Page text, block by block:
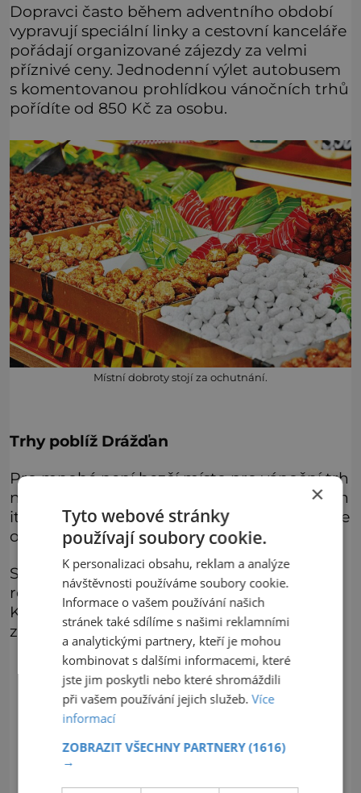
Dopravci často během adventního období
vypravují speciální linky a cestovní kanceláře
pořádají organizované zájezdy za velmi
příznivé ceny. Jednodenní výlet autobusem
s komentovanou prohlídkou vánočních trhů
pořídíte od 850 Kč za osobu.
Místní dobroty stojí za ochutnání.
Trhy poblíž Drážďan
Pro mnohé není hezčí místo pro vánoční trh
než u radnice v Pirně. Tento trh je inspirován
italským malířem Canalettem, a proto se zde
od roku 2013 koná Canalettomarkt.
Své jedinečné kouzlo má také historicko-
romantický vánoční trh v pevnosti
Königstein, stejně jako vánoční trhy na
zámcích Moritzburg či Weesenstein.
×
Tyto webové stránky
používají soubory cookie.
K personalizaci obsahu, reklam a analýze
návštěvnosti používáme soubory cookie.
Informace o vašem používání našich
stránek také sdílíme s našimi reklamními
a analytickými partnery, kteří je mohou
kombinovat s dalšími informacemi, které
jste jim poskytli nebo které shromáždili
při vašem používání jejich služeb.Více
informací
ZOBRAZIT VŠECHNY PARTNERY(1616)
→